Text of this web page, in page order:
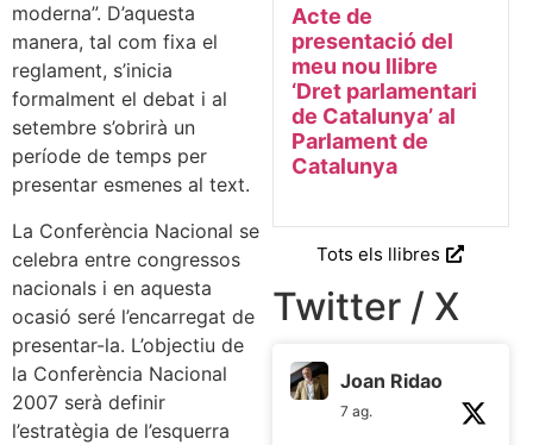
moderna”. D’aquesta
manera, tal com fixa el
reglament, s’inicia
formalment el debat i al
setembre s’obrirà un
període de temps per
presentar esmenes al text.
La Conferència Nacional se
celebra entre congressos
nacionals i en aquesta
ocasió seré l’encarregat de
presentar-la. L’objectiu de
la Conferència Nacional
2007 serà definir
l’estratègia de l’esquerra
Acte de
presentació del
meu nou llibre
‘Dret parlamentari
de Catalunya’ al
Parlament de
Catalunya
Tots els llibres
Twitter / X
Joan Ridao
7 ag.